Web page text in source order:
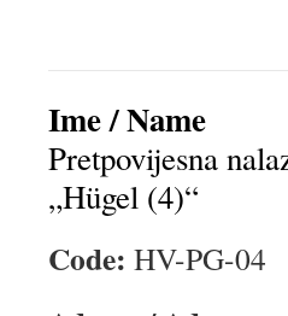
Ime / Name
Pretpovijesna
„Hügel (4)“
Code: HV-PG-04